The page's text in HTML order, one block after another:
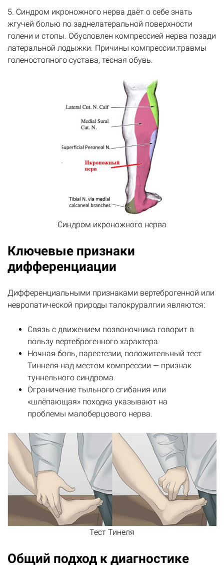
5. Синдром икроножного нерва даёт о себе знать
жгучей болью по заднелатеральной поверхности
голени и стопы. Обусловлен компрессией нерва позади
латеральной лодыжки. Причины компрессии:травмы
голеностопного сустава, тесная обувь.
Синдром икроножного нерва
Ключевые признаки
дифференциации
Дифференциальными признаками вертеброгенной или
невропатической природы талокруралгии являются:
Связь с движением позвоночника говорит в
пользу вертеброгенного характера.
Ночная боль, парестезии, положительный тест
Тиннеля над местом компрессии — признак
туннельного синдрома.
Ограничение тыльного сгибания или
«шлёпающая» походка указывают на
проблемы малоберцового нерва.
Тест Тинеля
Общий подход к диагностике